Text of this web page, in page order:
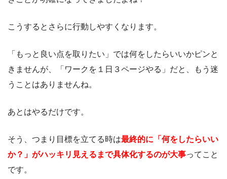
こうするとさらに行動しやすくなります。
「もっと良い点を取りたい」では何をしたらいいかピンと
きませんが、「ワークを１日３ページやる」だと、もう迷
うことはありませんね。
あとはやるだけです。
そう、つまり目標を立てる時は最終的に「何をしたらいい
か？」がハッキリ見えるまで具体化するのが大事ってこと
です。